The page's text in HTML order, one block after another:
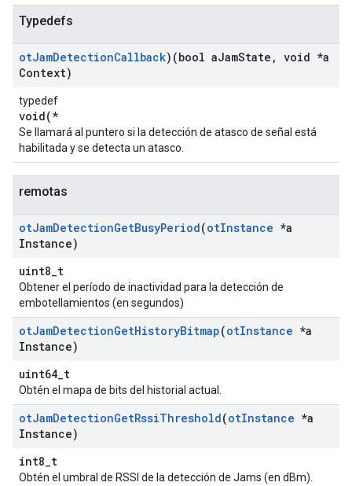
Typedefs
otJamDetectionCallback)(bool aJamState , void *a
Context)
typedef
void(*
Se llamará al puntero si la detección de atasco de señal está
habilitada y se detecta un atasco.
remotas
otJamDetectionGetBusyPeriod(otInstance *a
Instance)
uint8_t
Obtener el período de inactividad para la detección de
embotellamientos (en segundos)
otJamDetectionGetHistoryBitmap(otInstance *a
Instance)
uint64_t
Obtén el mapa de bits del historial actual.
otJamDetectionGetRssiThreshold(otInstance *a
Instance)
int8_t
Obtén el umbral de RSSI de la detección de Jams (en dBm).